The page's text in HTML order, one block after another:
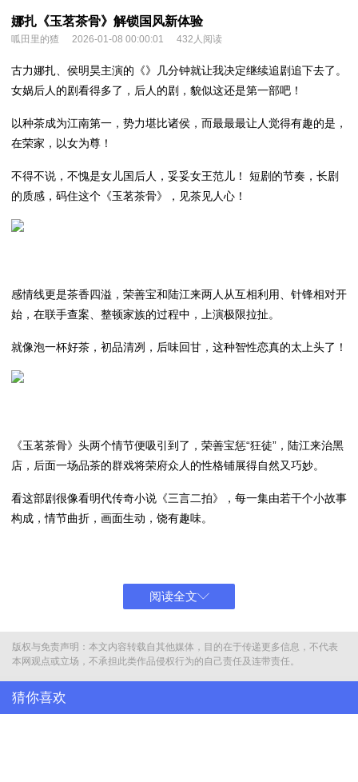
娜扎《玉茗茶骨》解锁国风新体验
呱田里的猹 2026-01-08 00:00:01 432人阅读
古力娜扎、侯明昊主演的《》几分钟就让我决定继续追剧追下去了。
女娲后人的剧看得多了，后人的剧，貌似这还是第一部吧！
以种茶成为江南第一，势力堪比诸侯，而最最最让人觉得有趣的是，
在荣家，以女为尊！
不得不说，不愧是女儿国后人，妥妥女王范儿！ 短剧的节奏，长剧
的质感，码住这个《玉茗茶骨》，见茶见人心！
感情线更是茶香四溢，荣善宝和陆江来两人从互相利用、针锋相对开
始，在联手查案、整顿家族的过程中，上演极限拉扯。
就像泡一杯好茶，初品清冽，后味回甘，这种智性恋真的太上头了！
《玉茗茶骨》头两个情节便吸引到了，荣善宝惩“狂徒”，陆江来治黑
店，后面一场品茶的群戏将荣府众人的性格铺展得自然又巧妙。
看这部剧很像看明代传奇小说《三言二拍》，每一集由若干个小故事
构成，情节曲折，画面生动，饶有趣味。
艺与探案逻辑巧妙呼应。
以茶为媒，以骨立人，《玉茗茶骨》跳出古装剧的性别叙事窠臼，
阅读全文
版权与免责声明：本文内容转载自其他媒体，目的在于传递更多信息，不代表
本网观点或立场，不承担此类作品侵权行为的自己责任及连带责任。
猜你喜欢